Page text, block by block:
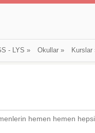
- LYS » Okullar» Kurslar
hemen hemen